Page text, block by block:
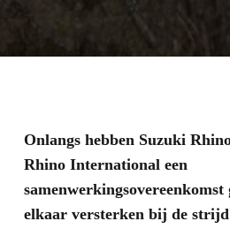
Onlangs hebben Suzuki
Rhino International een
elkaar versterken bij de